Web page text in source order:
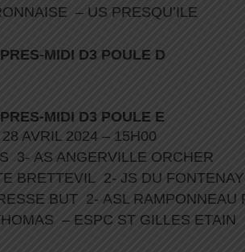
– US PRESQU’ILE
MIDI D3 POULE D
MIDI D3 POULE E
AVRIL 2024 – 15H00
3- AS ANGERVILLE ORCHER
BRETTEVIL 2- JS DU
BUT 2- ASL
– ESPC ST GILLES ETAIN